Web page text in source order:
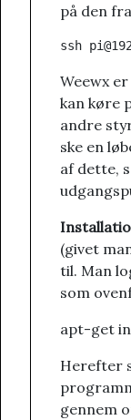
på den
Weewx
kan køre
andre
ske en
af dette,
(givet
til. Man
som
apt-get
Herefter
gennem